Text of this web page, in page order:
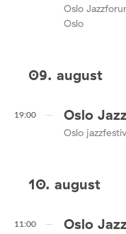
Oslo
Oslo
09. august
19:00 Oslo
Oslo
10. august
11:00 Oslo